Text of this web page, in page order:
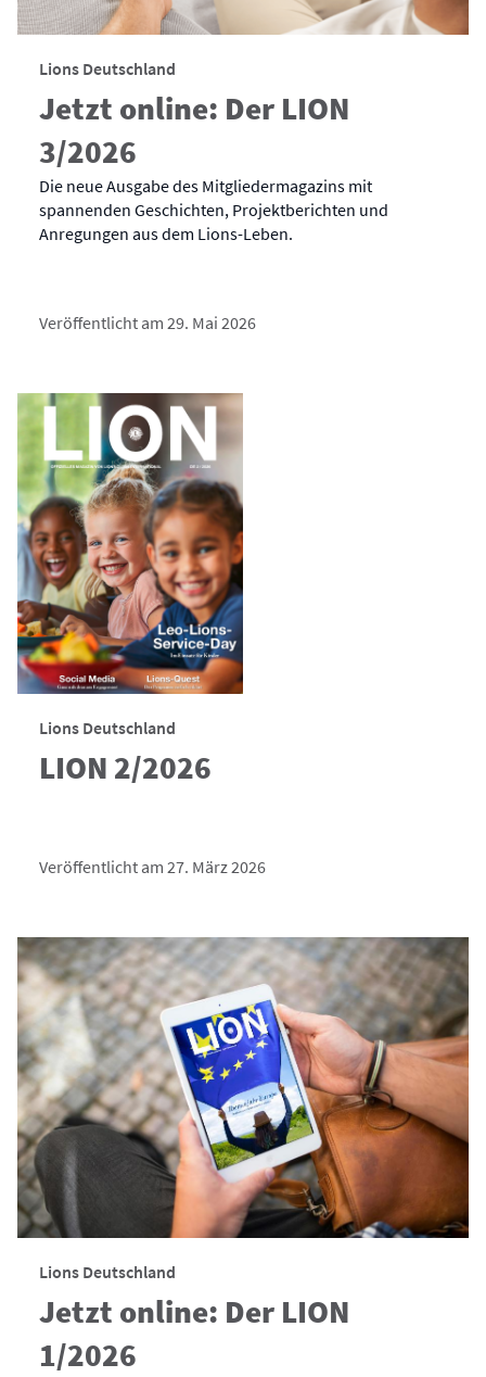
Lions Deutschland
Jetzt online: Der LION
3/2026
Die neue Ausgabe des Mitgliedermagazins mit
spannenden Geschichten, Projektberichten und
Anregungen aus dem Lions-Leben.
Veröffentlicht am 29. Mai 2026
Lions Deutschland
LION 2/2026
Veröffentlicht am 27. März 2026
Lions Deutschland
Jetzt online: Der LION
1/2026